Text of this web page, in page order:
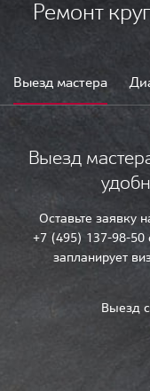
Ремонт
Выезд мастера
Выезд
Оставьте заявку
+7 (495) 137-98-50
запланирует
Выезд